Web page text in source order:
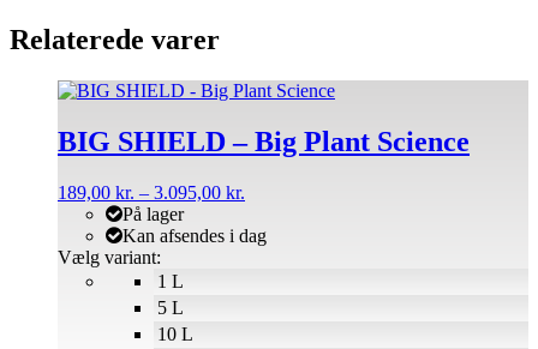
Relaterede varer
BIG SHIELD – Big Plant Science
189,00 kr. – 3.095,00 kr.
til
På lager
Kan afsendes i dag
Vælg variant:
Dette
har
flere
Mulighederne
vælges
på
varesiden
1 L
5 L
10 L